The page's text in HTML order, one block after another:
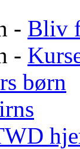
- Bliv
-
børn